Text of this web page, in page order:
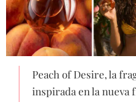
Peach of Desire, la
inspirada en la nueva